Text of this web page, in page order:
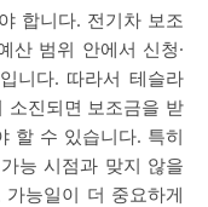
합니다. 전기차 보조
산 범위 안에서 신청·
니다. 따라서 테슬라
소진되면 보조금을 받
할 수 있습니다. 특히
능 시점과 맞지 않을
능일이 더 중요하게